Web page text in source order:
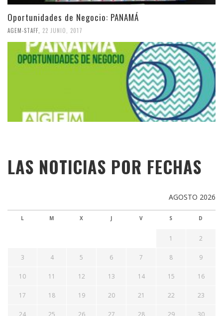
Oportunidades de Negocio: PANAMÁ
AGEM-STAFF 22 JUNIO, 2017
LAS NOTICIAS POR FECHAS
AGOSTO 2026
L M X J V S D
1 2
3 4 5 6 7 8 9
10 11 12 13 14 15 16
17 18 19 20 21 22 23
24 25 26 27 28 29 30